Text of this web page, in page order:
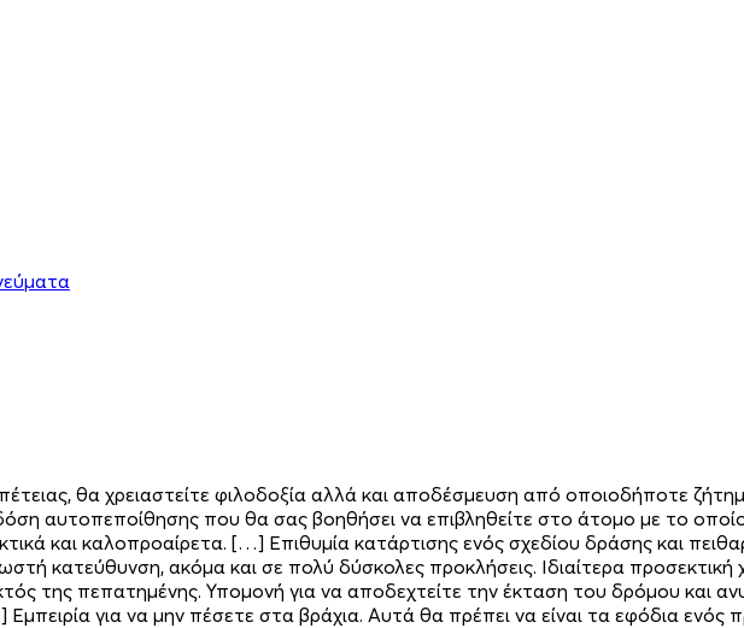
θα χρειαστείτε φιλοδοξία αλλά και αποδέσμευση από οποιοδήποτε
αυτοπεποίθησης που θα σας βοηθήσει να επιβληθείτε στο άτομο με το
και καλοπροαίρετα. […] Επιθυμία κατάρτισης ενός σχεδίου δράσης και
κατεύθυνση, ακόμα και σε πολύ δύσκολες προκλήσεις. Ιδιαίτερα προσεκτική
της πεπατημένης. Υπομονή για να αποδεχτείτε την έκταση του δρόμου και
για να μην πέσετε στα βράχια. Αυτά θα πρέπει να είναι τα εφόδια ενός